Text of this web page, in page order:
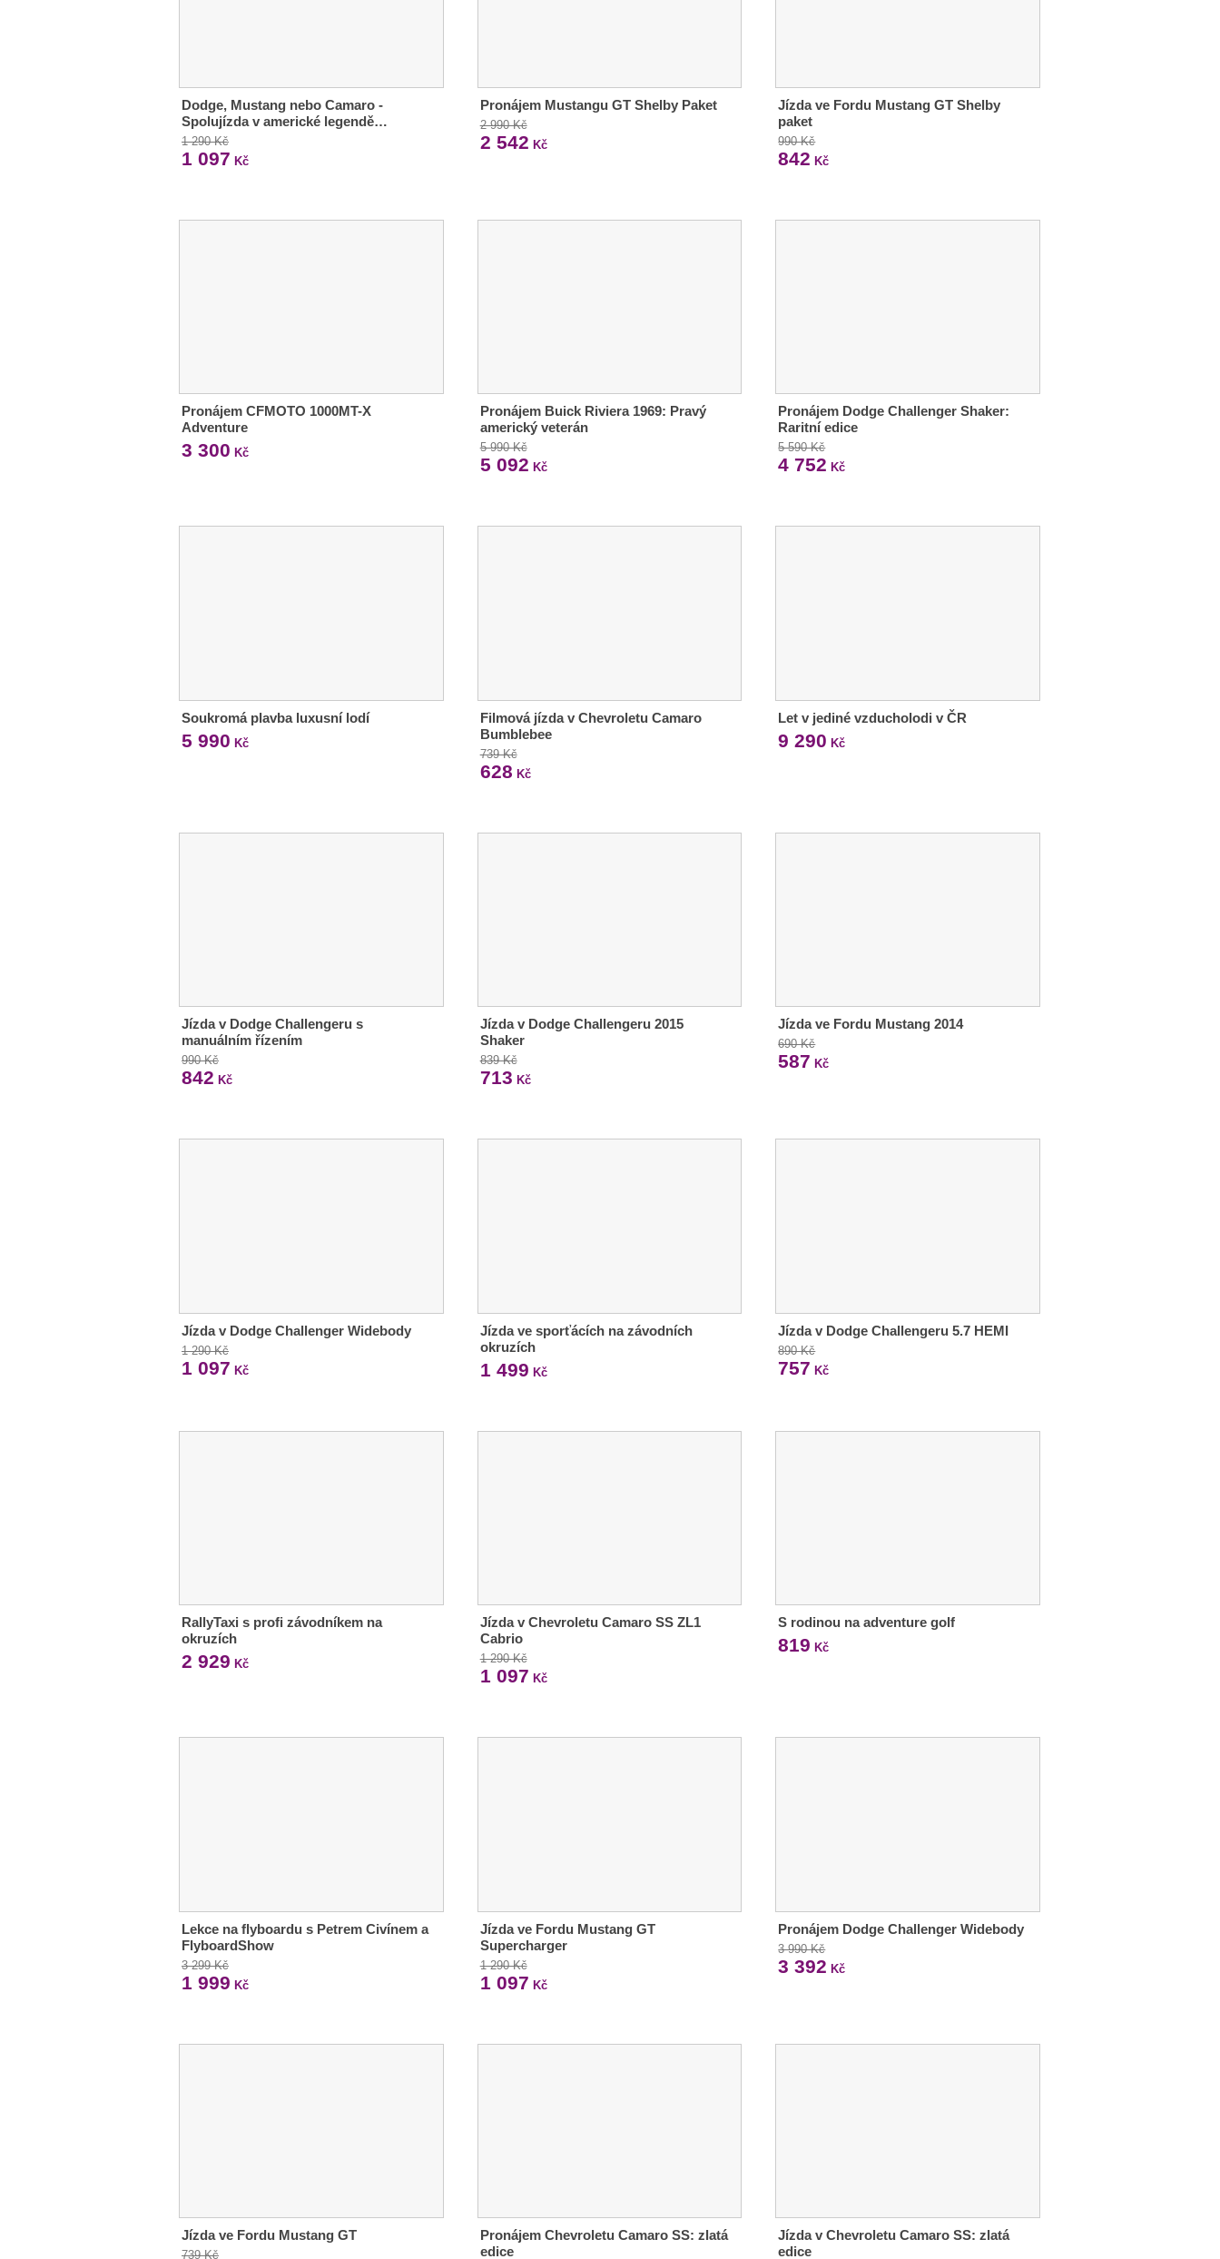
Dodge, Mustang nebo Camaro -
Spolujízda v americké legendě…
1 290 Kč
1 097 Kč
Pronájem Mustangu GT Shelby Paket
2 990 Kč
2 542 Kč
Jízda ve Fordu Mustang GT Shelby
paket
990 Kč
842 Kč
Pronájem CFMOTO 1000MT-X
Adventure
3 300 Kč
Pronájem Buick Riviera 1969: Pravý
americký veterán
5 990 Kč
5 092 Kč
Pronájem Dodge Challenger Shaker:
Raritní edice
5 590 Kč
4 752 Kč
Soukromá plavba luxusní lodí
5 990 Kč
Filmová jízda v Chevroletu Camaro
Bumblebee
739 Kč
628 Kč
Let v jediné vzducholodi v ČR
9 290 Kč
Jízda v Dodge Challengeru s
manuálním řízením
990 Kč
842 Kč
Jízda v Dodge Challengeru 2015
Shaker
839 Kč
713 Kč
Jízda ve Fordu Mustang 2014
690 Kč
587 Kč
Jízda v Dodge Challenger Widebody
1 290 Kč
1 097 Kč
Jízda ve sporťácích na závodních
okruzích
1 499 Kč
Jízda v Dodge Challengeru 5.7 HEMI
890 Kč
757 Kč
RallyTaxi s profi závodníkem na
okruzích
2 929 Kč
Jízda v Chevroletu Camaro SS ZL1
Cabrio
1 290 Kč
1 097 Kč
S rodinou na adventure golf
819 Kč
Lekce na flyboardu s Petrem Civínem a
FlyboardShow
3 299 Kč
1 999 Kč
Jízda ve Fordu Mustang GT
Supercharger
1 290 Kč
1 097 Kč
Pronájem Dodge Challenger Widebody
3 990 Kč
3 392 Kč
Jízda ve Fordu Mustang GT
739 Kč
Pronájem Chevroletu Camaro SS: zlatá
edice
Jízda v Chevroletu Camaro SS: zlatá
edice